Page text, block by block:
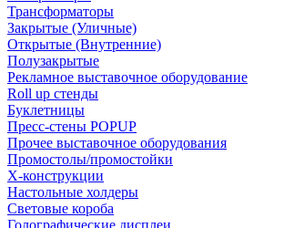
Трансформаторы
Закрытые (Уличные)
Открытые (Внутренние)
Полузакрытые
Рекламное выставочное оборудование
Roll up стенды
Буклетницы
Пресс-стены POPUP
Прочее выставочное оборудования
Промостолы/промостойки
Х-конструкции
Настольные холдеры
Световые короба
Голографические дисплеи